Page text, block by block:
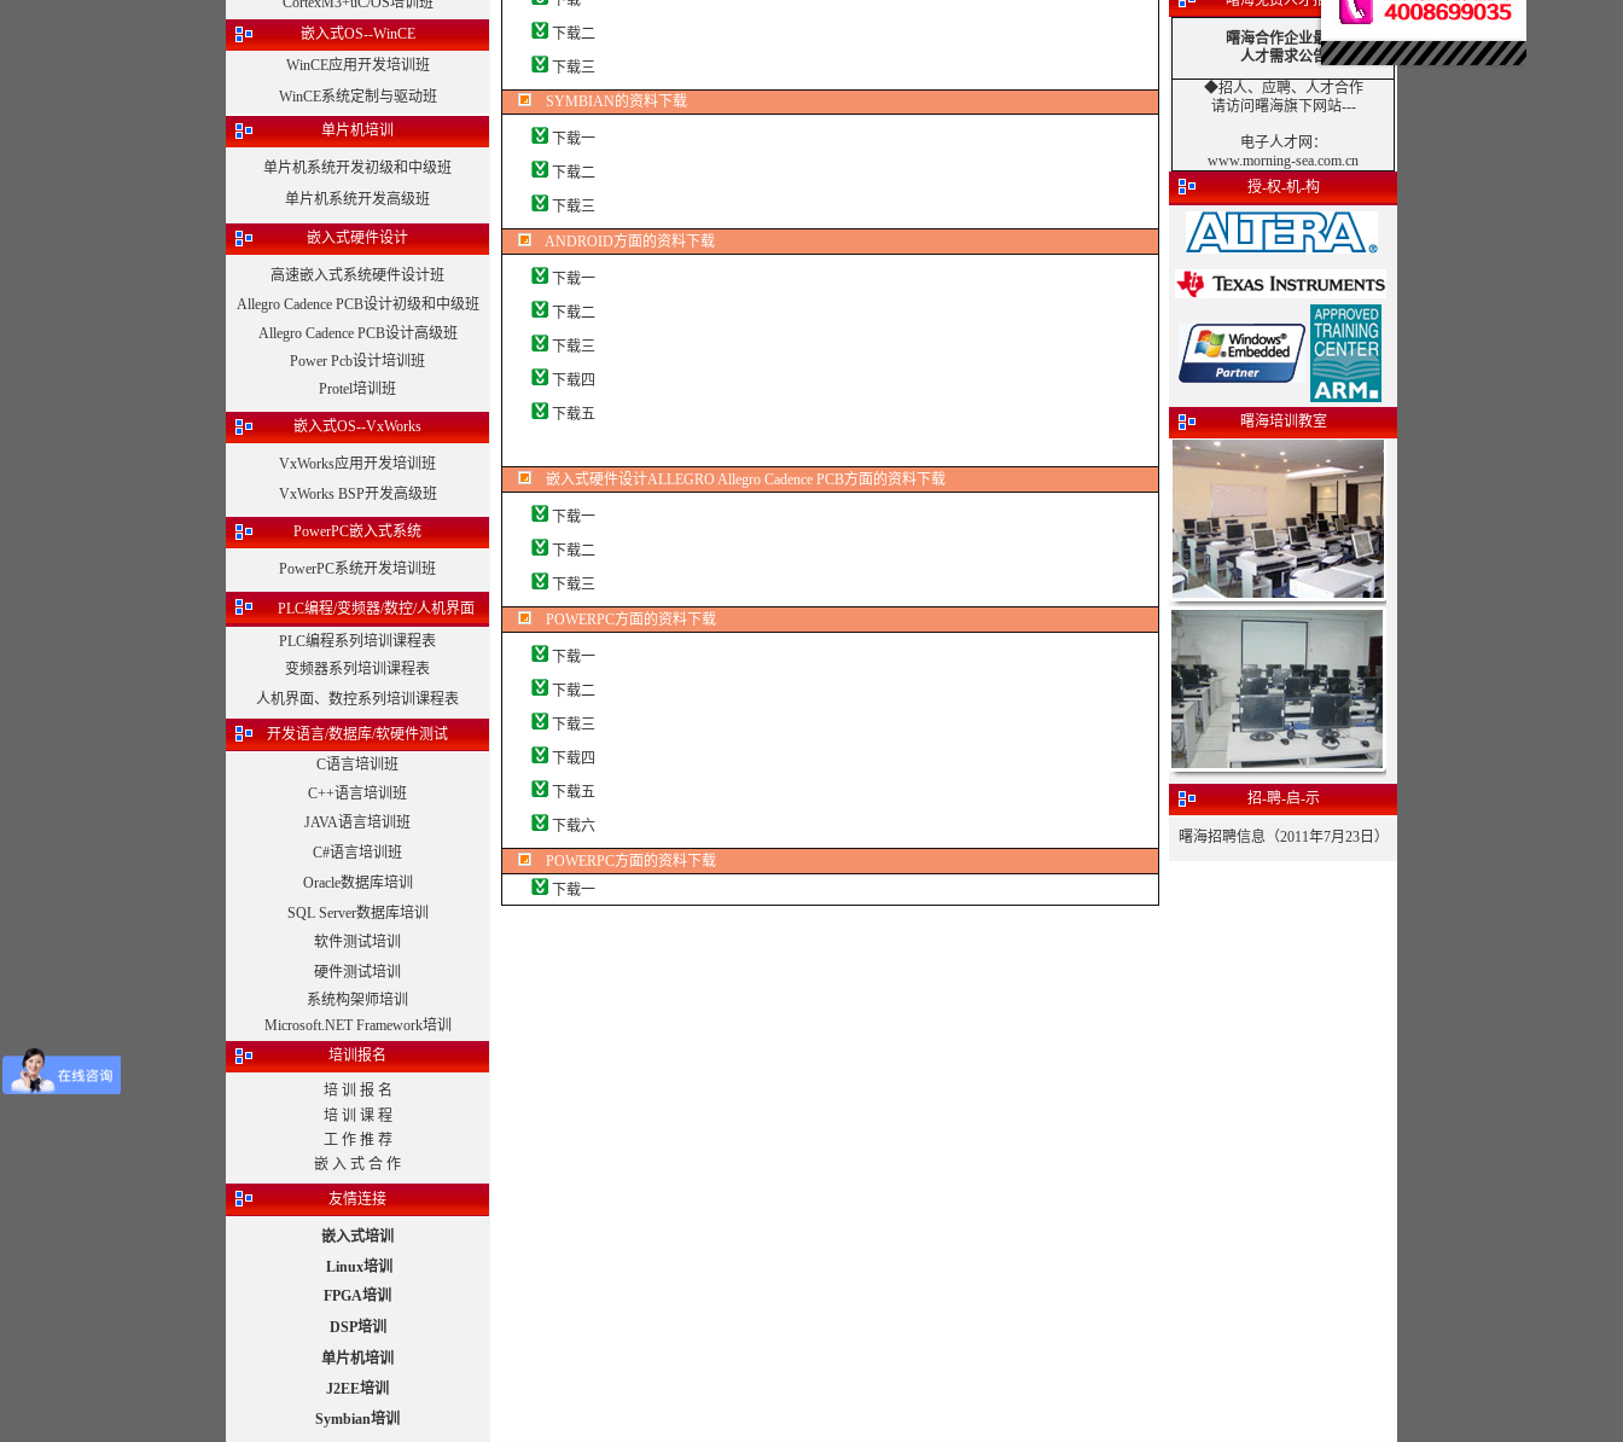
嵌入式OS--WinCE
WinCE应用开发培训班
WinCE系统定制与驱动班
单片机培训
单片机系统开发初级和中级班
单片机系统开发高级班
嵌入式硬件设计
高速嵌入式系统硬件设计班
Allegro Cadence PCB设计初级和中级班
Allegro Cadence PCB设计高级班
Power Pcb设计培训班
Protel培训班
嵌入式OS--VxWorks
VxWorks应用开发培训班
VxWorks BSP开发高级班
PowerPC嵌入式系统
PowerPC系统开发培训班
PLC编程/变频器/数控/人机界面
PLC编程系列培训课程表
变频器系列培训课程表
人机界面、数控系列培训课程表
开发语言/数据库/软硬件测试
C语言培训班
C++语言培训班
JAVA语言培训班
C#语言培训班
Oracle数据库培训
SQL Server数据库培训
软件测试培训
硬件测试培训
系统构架师培训
Microsoft.NET Framework培训
培训报名
培 训 报 名
培 训 课 程
工 作 推 荐
嵌 入 式 合 作
友情连接
嵌入式培训
Linux培训
FPGA培训
DSP培训
单片机培训
J2EE培训
Symbian培训
曙海合作企业最新
人才需求公告
◆招人、应聘、人才合作
请访问曙海旗下网站---
电子人才网 ：
www.morning-sea.com.cn
授-权-机-构
曙海培训教室
招-聘-启-示
曙海招聘信息（2011年7月23日）
下载二
下载三
SYMBIAN的资料下载
下载一
下载二
下载三
ANDROID方面的资料下载
下载一
下载二
下载三
下载四
下载五
嵌入式硬件设计ALLEGRO Allegro Cadence PCB方面的资料下载
下载一
下载二
下载三
POWERPC方面的资料下载
下载一
下载二
下载三
下载四
下载五
下载六
POWERPC方面的资料下载
下载一